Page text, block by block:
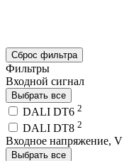
Сброс фильтра
Фильтры
Входной сигнал
Выбрать все
DALI DT6 2
DALI DT8 2
Входное напряжение, V
Выбрать все